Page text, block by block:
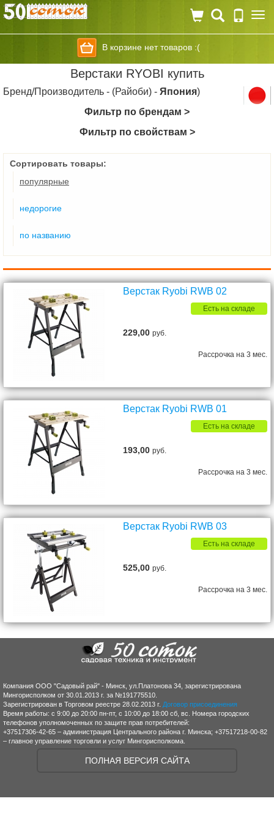
В корзине нет товаров :(
Верстаки RYOBI купить
Бренд/Производитель - (Райоби) - Япония)
Фильтр по брендам >
Фильтр по свойствам >
Сортировать товары:
популярные
недорогие
по названию
Верстак Ryobi RWB 02
Есть на складе
229,00руб.
Рассрочка на 3 мес.
Верстак Ryobi RWB 01
Есть на складе
193,00руб.
Рассрочка на 3 мес.
Верстак Ryobi RWB 03
Есть на складе
525,00руб.
Рассрочка на 3 мес.
Компания ООО "Садовый рай" - Минск, ул.Платонова 34, зарегистрирована
Мингорисполком от 30.01.2013 г. за №191775510.
Зарегистрирован в Торговом реестре 28.02.2013 г. Договор присоединения
Время работы: с 9:00 до 20:00 пн-пт, с 10:00 до 18:00 сб, вс. Номера городских
телефонов уполномоченных по защите прав потребителей:
+37517306-42-65 – администрация Центрального района г. Минска; +37517218-00-82
– главное управление торговли и услуг Мингорисполкома.
ПОЛНАЯ ВЕРСИЯ САЙТА